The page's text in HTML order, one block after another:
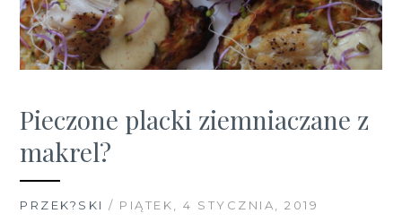
Pieczone placki ziemniaczane z
makrel?
PRZEK?SKI / PIĄTEK, 4 STYCZNIA, 2019